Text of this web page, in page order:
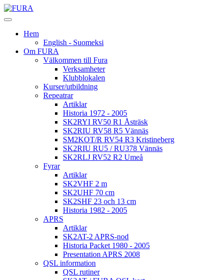
Hem
English - Suomeksi
Om FURA
Välkommen till Fura
Verksamheter
Klubblokalen
Kurser/utbildning
Repeatrar
Artiklar
Historia 1972 - 2005
SK2RYI RV50 R1 Åsträsk
SK2RIU RV58 R5 Vännäs
SM2KOT/R RV54 R3 Kristineberg
SK2RIU RU5 / RU378 Vännäs
SK2RLJ RV52 R2 Umeå
Fyrar
Artiklar
SK2VHF 2 m
SK2UHF 70 cm
SK2SHF 23 och 13 cm
Historia 1982 - 2005
APRS
Artiklar
SK2AT-2 APRS-nod
Historia Packet 1980 - 2005
Presentation APRS 2008
QSL information
QSL rutiner